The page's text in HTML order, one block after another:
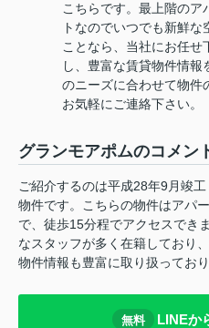
こちらです。最上階のア
トなのでいつでも新鮮
ことなら、当社にお任せ
し、豊富な賃貸物件情
のニーズに合わせて物件
お気軽にご連絡下さい。
グランモアポムのコメン
ご紹介するのは平成28年9月竣
物件です。こちらの物件はアパ
で、徒歩15分程でアクセスでき
なスタッフが多く在籍しており
物件情報も豊富に取り扱っており
無料 LINEか